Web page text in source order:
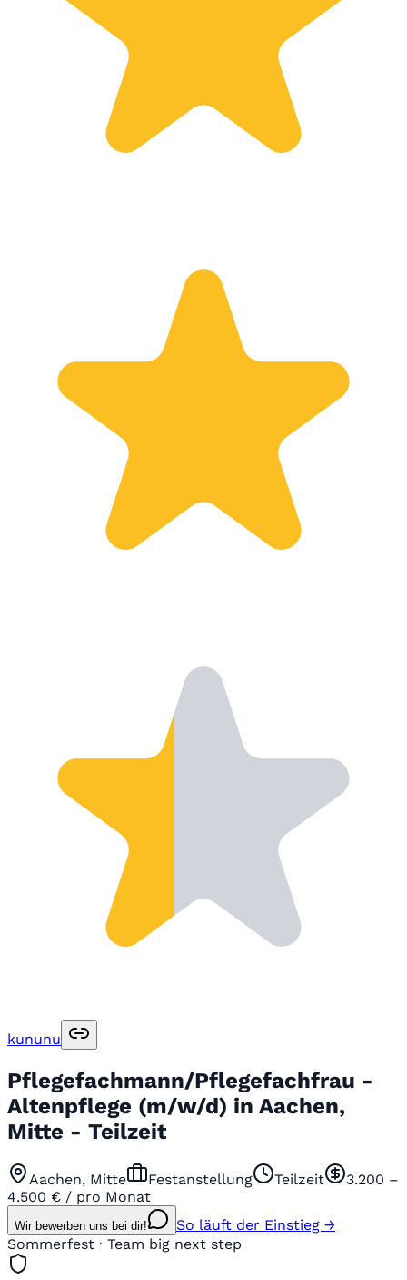
kununu
Pflegefachmann/Pflegefachfrau -
Altenpflege (m/w/d) in Aachen,
Mitte - Teilzeit
Aachen, Mitte Festanstellung Teilzeit
3.200 –
4.500 € / pro Monat
Wir bewerben uns bei dir!
So läuft der Einstieg →
Sommerfest · Team big next step